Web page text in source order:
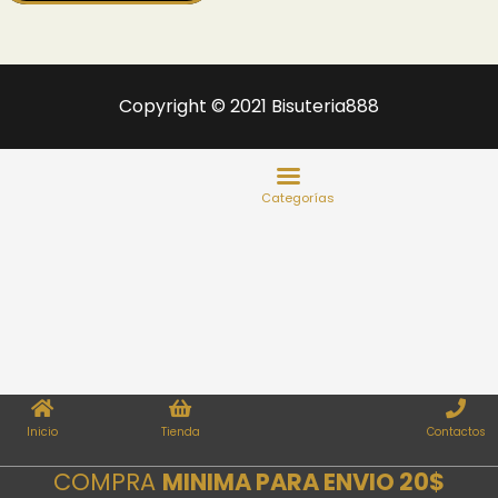
Copyright © 2021 Bisuteria888
Inicio Tienda Contactos
COMPRA MINIMA PARA ENVIO 20$